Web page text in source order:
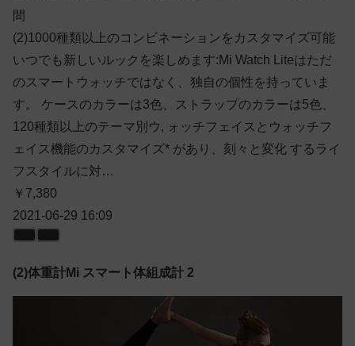
間
(2)1000種類以上のコンビネーションをカスタマイズ可能
いつでも新しいルックを楽しめます:Mi Watch Liteはただ
のスマートウォッチではなく、独自の個性を持っていま
す。 ケースのカラーは3色、ストラップのカラーは5色、
120種類以上のテーマ別ウ, ォッチフェイスとウォッチフ
ェイス機能のカスタマイズ* があり、刻々と変化 するライ
フスタイルに対…
￥7,380
2021-06-29 16:09
(2)体重計Mi スマート体組成計 2